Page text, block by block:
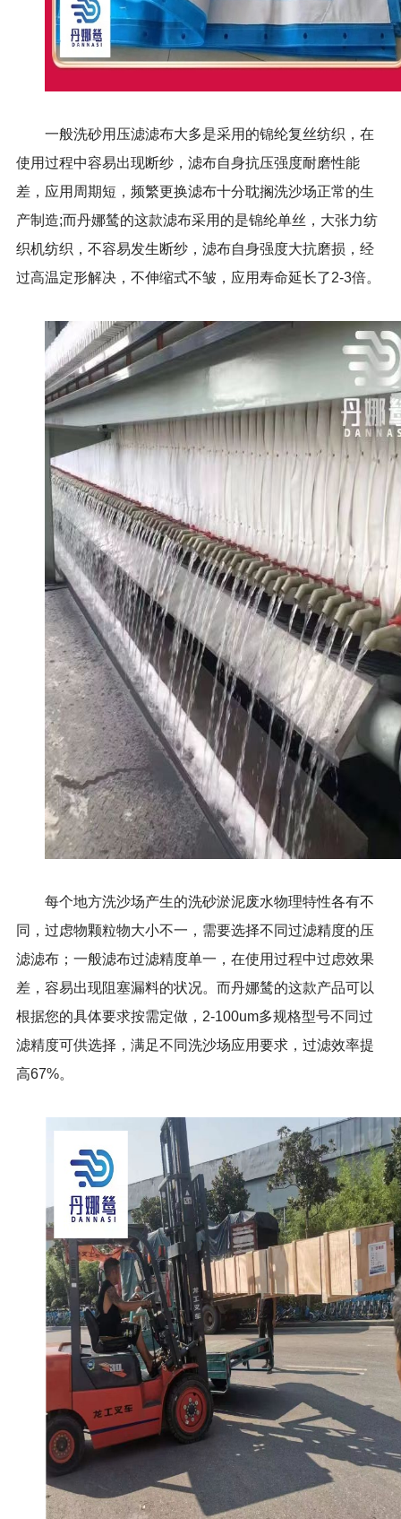
一般洗砂用压滤滤布大多是采用的锦纶复丝纺织，在
使用过程中容易出现断纱，滤布自身抗压强度耐磨性能
差，应用周期短，频繁更换滤布十分耽搁洗沙场正常的生
产制造;而丹娜鸶的这款滤布采用的是锦纶单丝，大张力纺
织机纺织，不容易发生断纱，滤布自身强度大抗磨损，经
过高温定形解决，不伸缩式不皱，应用寿命延长了2-3倍。
每个地方洗沙场产生的洗砂淤泥废水物理特性各有不
同，过虑物颗粒物大小不一，需要选择不同过滤精度的压
滤滤布；一般滤布过滤精度单一，在使用过程中过虑效果
差，容易出现阻塞漏料的状况。而丹娜鸶的这款产品可以
根据您的具体要求按需定做，2-100um多规格型号不同过
滤精度可供选择，满足不同洗沙场应用要求，过滤效率提
高67%。